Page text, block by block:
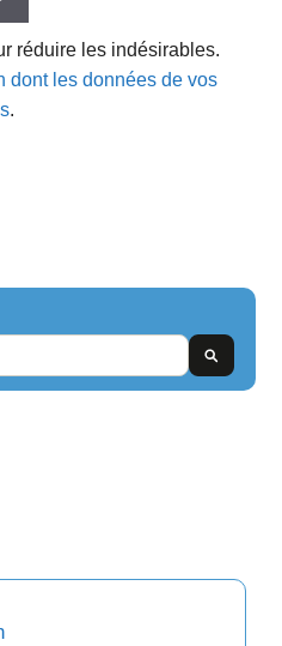
réduire les indésirables.
dont les données de vos
.